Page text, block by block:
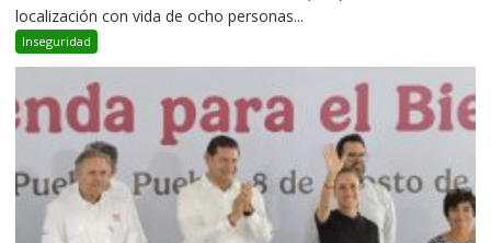
localización con vida de ocho personas...
Inseguridad